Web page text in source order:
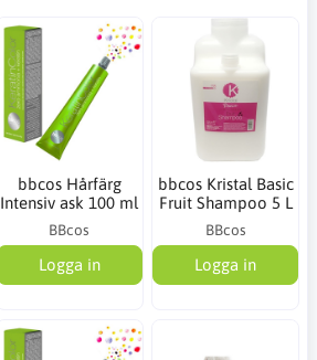
bbcos Hårfärg
Intensiv ask 100 ml
BBcos
Logga in
bbcos Kristal Basic
Fruit Shampoo 5 L
BBcos
Logga in